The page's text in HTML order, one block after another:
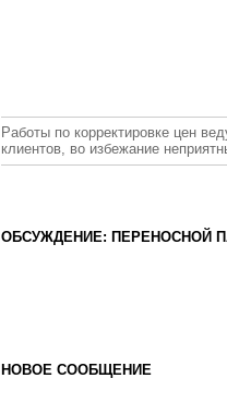
Работы по корректировке цен
клиентов, во избежание
ОБСУЖДЕНИЕ: ПЕРЕНОСНОЙ
НОВОЕ СООБЩЕНИЕ